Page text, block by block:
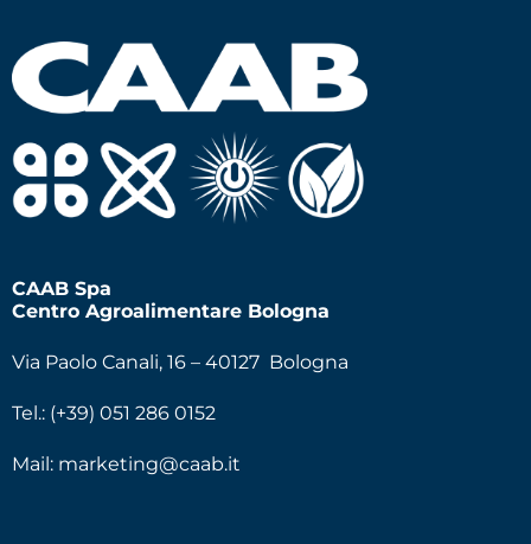
CAAB Spa
Centro Agroalimentare Bologna
Via Paolo Canali, 16 – 40127 Bologna
Tel.: (+39) 051 286 0152
Mail: marketing@caab.it